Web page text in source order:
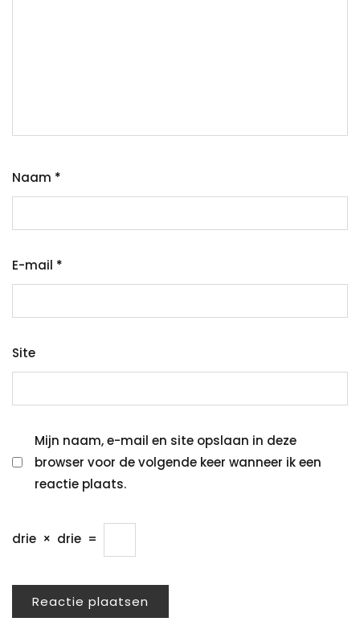
Naam *
E-mail *
Site
Mijn naam, e-mail en site opslaan in deze
browser voor de volgende keer wanneer ik een
reactie plaats.
drie × drie =